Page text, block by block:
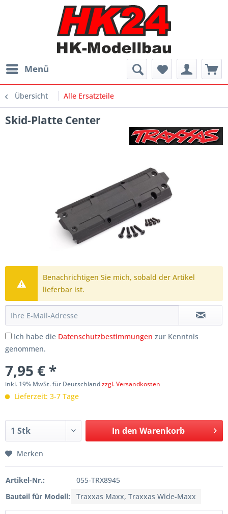
Menü
Übersicht Alle Ersatzteile
Skid-Platte Center
Benachrichtigen Sie mich, sobald der Artikel
lieferbar ist.
Ich habe die Datenschutzbestimmungen zur Kenntnis
genommen.
7,95 € *
inkl. 19% MwSt. für Deutschlandzzgl. Versandkosten
Lieferzeit: 3-7 Tage
In den Warenkorb
Merken
Artikel-Nr.:
055-TRX8945
Bauteil für Modell:
Traxxas Maxx, Traxxas Wide-Maxx